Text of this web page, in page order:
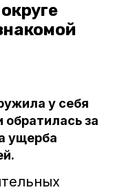
у себя
за
ущерба